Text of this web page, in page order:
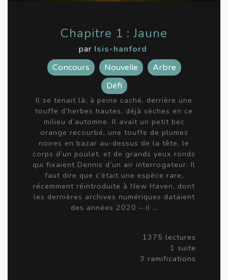
Chapitre 1 : Jaune
par Isis-hanford
Concours Nouvelle
Arbre
Défi
Il se tenait là, à peine caché, derrière une
touffe d’herbes hautes, déjà sèches en ce
milieu d’automne. Il avait un petit bec
orange recourbé, une touffe de plumes
noires en bazar au-dessus de la tête, le
corps d’un poulet, et de grands yeux ronds
qui fixaient Dennis d’un air interrogateur. Il
faut dire que c’était une espèce rare,
récemment réintroduite à New Haven, dont
les dernières archives numériques dataient
des années 2020 – il …
1375 lectures
1 suite
3 ramifications